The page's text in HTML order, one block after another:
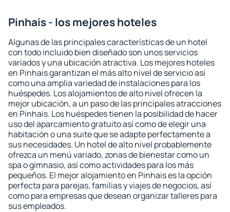
Pinhais - los mejores hoteles
Algunas de las principales características de un hotel
con todo incluido bien diseñado son unos servicios
variados y una ubicación atractiva. Los mejores hoteles
en Pinhais garantizan el más alto nivel de servicio así
como una amplia variedad de instalaciones para los
huéspedes. Los alojamientos de alto nivel ofrecen la
mejor ubicación, a un paso de las principales atracciones
en Pinhais. Los huéspedes tienen la posibilidad de hacer
uso del aparcamiento gratuito así como de elegir una
habitación o una suite que se adapte perfectamente a
sus necesidades. Un hotel de alto nivel probablemente
ofrezca un menú variado, zonas de bienestar como un
spa o gimnasio, así como actividades para los más
pequeños. El mejor alojamiento en Pinhais es la opción
perfecta para parejas, familias y viajes de negocios, así
como para empresas que desean organizar talleres para
sus empleados.